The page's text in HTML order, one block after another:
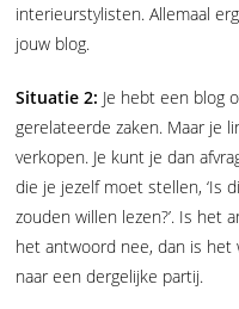
interieurstylisten. Allemaal
jouw blog.
Situatie 2: Je hebt een blog
gerelateerde zaken. Maar je
verkopen. Je kunt je dan
die je jezelf moet stellen, ‘Is
zouden willen lezen?’. Is het
het antwoord nee, dan is
naar een dergelijke partij.